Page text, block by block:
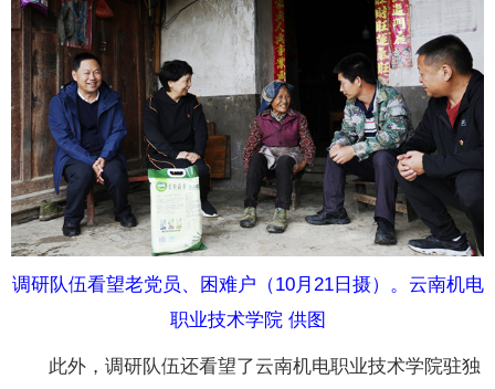
调研队伍看望老党员、困难户（10月21日摄）。云南机电
职业技术学院 供图
此外，调研队伍还看望了云南机电职业技术学院驻独